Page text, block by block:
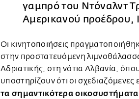
γαμπρό του Ντόναλντ
Αμερικανού προέδρου,
Οι κινητοποιήσεις
στην προστατευόμενη
Αδριατικής, στη νότια Αλβανία,
υποστηρίζουν ότι οι
τα σημαντικότερα